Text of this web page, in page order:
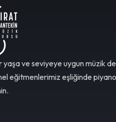
ve seviyeye uygun müzik
eğitmenlerimiz eşliğinde